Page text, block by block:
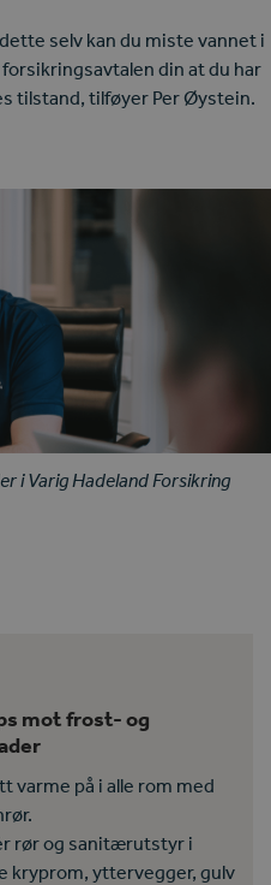
selv kan du miste vannet i
din at du har
tilstand, tilføyer Per Øystein.
i Varig Hadeland Forsikring
mot frost- og
varme på i alle rom med
rør og sanitærutstyr i
kryprom, yttervegger, gulv